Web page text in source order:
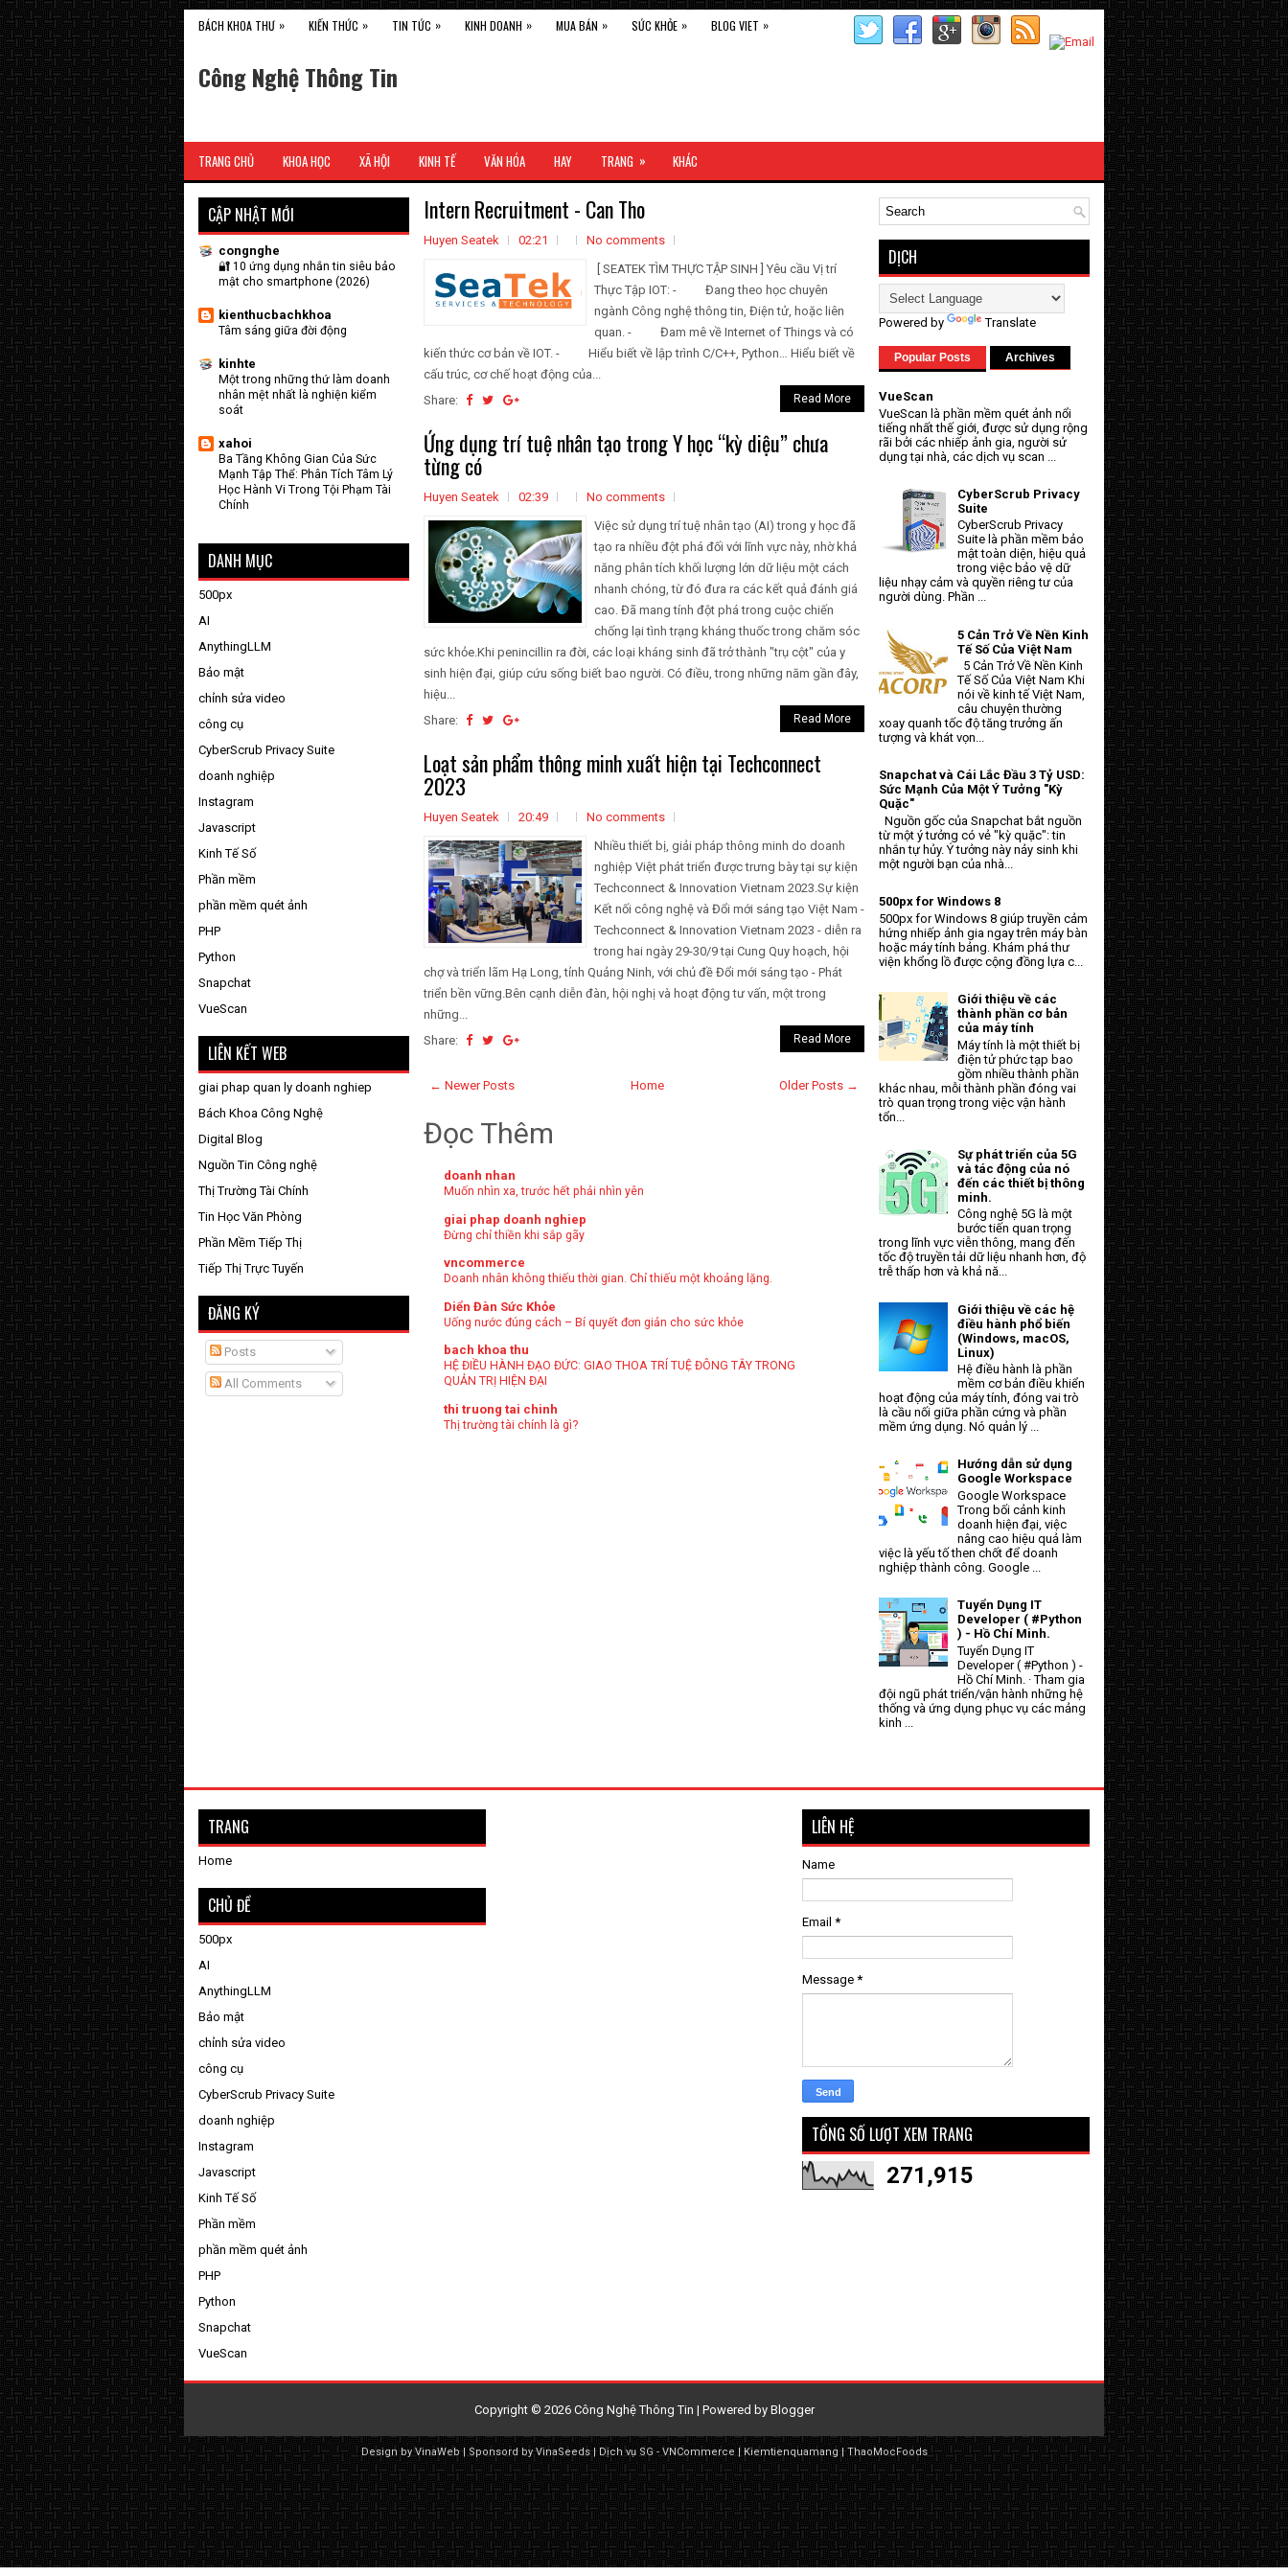
BÁCH KHOA THƯ » KIẾN THỨC » TIN TỨC » KINH DOANH » MUA BÁN » SỨC KHỎE » BLOG VIET »
Công Nghệ Thông Tin
TRANG CHỦ KHOA HỌC XÃ HỘI KINH TẾ VĂN HÓA HAY TRANG » KHÁC
Intern Recruitment - Can Tho
Huyen Seatek 02:21
No comments
[ SEATEK TÌM THỰC TẬP SINH ] Yêu cầu Vị trí
Thực Tập IOT: - Đang theo học chuyên
ngành Công nghệ thông tin, Điện tử, hoặc liên
quan. - Đam mê về Internet of Things và có
kiến thức cơ bản về IOT. - Hiểu biết về lập trình C/C++, Python… Hiểu biết về
cấu trúc, cơ chế hoạt động của...
Share:
Read More
Ứng dụng trí tuệ nhân tạo trong Y học “kỳ diệu” chưa
từng có
Huyen Seatek 02:39
No comments
Việc sử dụng trí tuệ nhân tạo (AI) trong y học đã
tạo ra nhiều đột phá đối với lĩnh vực này, nhờ khả
năng phân tích khối lượng lớn dữ liệu một cách
nhanh chóng, từ đó đưa ra các kết quả đánh giá
cao. Đã mang tính đột phá trong cuộc chiến
chống lại tình trạng kháng thuốc trong chăm sóc
sức khỏe.Khi penincillin ra đời, các loại kháng sinh đã trở thành "trụ cột" của y
sinh hiện đại, giúp cứu sống biết bao người. Có điều, trong những năm gần đây,
hiệu...
Share:
Read More
Loạt sản phẩm thông minh xuất hiện tại Techconnect
2023
Huyen Seatek 20:49
No comments
Nhiều thiết bị, giải pháp thông minh do doanh
nghiệp Việt phát triển được trưng bày tại sự kiện
Techconnect & Innovation Vietnam 2023.Sự kiện
Kết nối công nghệ và Đổi mới sáng tạo Việt Nam -
Techconnect & Innovation Vietnam 2023 - diễn ra
trong hai ngày 29-30/9 tại Cung Quy hoạch, hội
chợ và triển lãm Hạ Long, tỉnh Quảng Ninh, với chủ đề Đổi mới sáng tạo - Phát
triển bền vững.Bên cạnh diễn đàn, hội nghị và hoạt động tư vấn, một trong
những...
Share:
Read More
← Newer Posts Older Posts →
Home
Đọc Thêm
doanh nhan
Muốn nhìn xa, trước hết phải nhìn yên
giai phap doanh nghiep
Đừng chỉ thiền khi sắp gãy
vncommerce
Doanh nhân không thiếu thời gian. Chỉ thiếu một khoảng lặng.
Diển Đàn Sức Khỏe
Uống nước đúng cách – Bí quyết đơn giản cho sức khỏe
bach khoa thu
HỆ ĐIỀU HÀNH ĐẠO ĐỨC: GIAO THOA TRÍ TUỆ ĐÔNG TÂY TRONG
QUẢN TRỊ HIỆN ĐẠI
thi truong tai chinh
Thị trường tài chính là gì?
CẬP NHẬT MỚI
congnghe
🔐 10 ứng dụng nhắn tin siêu bảo
mật cho smartphone (2026)
kienthucbachkhoa
Tâm sáng giữa đời động
kinhte
Một trong những thứ làm doanh
nhân mệt nhất là nghiện kiểm
soát
xahoi
Ba Tầng Không Gian Của Sức
Mạnh Tập Thể: Phân Tích Tâm Lý
Học Hành Vi Trong Tội Phạm Tài
Chính
DANH MỤC
500px
AI
AnythingLLM
Bảo mật
chỉnh sửa video
công cụ
CyberScrub Privacy Suite
doanh nghiệp
Instagram
Javascript
Kinh Tế Số
Phần mềm
phần mềm quét ảnh
PHP
Python
Snapchat
VueScan
LIÊN KẾT WEB
giai phap quan ly doanh nghiep
Bách Khoa Công Nghệ
Digital Blog
Nguồn Tin Công nghệ
Thị Trường Tài Chính
Tin Học Văn Phòng
Phần Mềm Tiếp Thị
Tiếp Thị Trực Tuyến
ĐĂNG KÝ
Posts
All Comments
DỊCH
Powered by Translate
Popular Posts Archives
VueScan
VueScan là phần mềm quét ảnh nổi
tiếng nhất thế giới, được sử dụng rộng
rãi bởi các nhiếp ảnh gia, người sử
dụng tại nhà, các dịch vụ scan ...
CyberScrub Privacy
Suite
CyberScrub Privacy
Suite là phần mềm bảo
mật toàn diện, hiệu quả
trong việc bảo vệ dữ
liệu nhạy cảm và quyền riêng tư của
người dùng. Phần ...
5 Cản Trở Về Nền Kinh
Tế Số Của Việt Nam
5 Cản Trở Về Nền Kinh
Tế Số Của Việt Nam Khi
nói về kinh tế Việt Nam,
câu chuyện thường
xoay quanh tốc độ tăng trưởng ấn
tượng và khát vọn...
Snapchat và Cái Lắc Đầu 3 Tỷ USD:
Sức Mạnh Của Một Ý Tưởng "Kỳ
Quặc"
Nguồn gốc của Snapchat bắt nguồn
từ một ý tưởng có vẻ "kỳ quặc": tin
nhắn tự hủy. Ý tưởng này nảy sinh khi
một người bạn của nhà...
500px for Windows 8
500px for Windows 8 giúp truyền cảm
hứng nhiếp ảnh gia ngay trên máy bàn
hoặc máy tính bảng. Khám phá thư
viện khổng lồ được cộng đồng lựa c...
Giới thiệu về các
thành phần cơ bản
của máy tính
Máy tính là một thiết bị
điện tử phức tạp bao
gồm nhiều thành phần
khác nhau, mỗi thành phần đóng vai
trò quan trọng trong việc vận hành
tổn...
Sự phát triển của 5G
và tác động của nó
đến các thiết bị thông
minh.
Công nghệ 5G là một
bước tiến quan trọng
trong lĩnh vực viễn thông, mang đến
tốc độ truyền tải dữ liệu nhanh hơn, độ
trễ thấp hơn và khả nă...
Giới thiệu về các hệ
điều hành phổ biến
(Windows, macOS,
Linux)
Hệ điều hành là phần
mềm cơ bản điều khiển
hoạt động của máy tính, đóng vai trò
là cầu nối giữa phần cứng và phần
mềm ứng dụng. Nó quản lý ...
Hướng dẫn sử dụng
Google Workspace
Google Workspace
Trong bối cảnh kinh
doanh hiện đại, việc
nâng cao hiệu quả làm
việc là yếu tố then chốt để doanh
nghiệp thành công. Google ...
Tuyển Dụng IT
Developer ( #Python
) - Hồ Chí Minh.
Tuyển Dụng IT
Developer ( #Python ) -
Hồ Chí Minh. · Tham gia
đội ngũ phát triển/vận hành những hệ
thống và ứng dụng phục vụ các mảng
kinh ...
TRANG
Home
CHỦ ĐỀ
500px
AI
AnythingLLM
Bảo mật
chỉnh sửa video
công cụ
CyberScrub Privacy Suite
doanh nghiệp
Instagram
Javascript
Kinh Tế Số
Phần mềm
phần mềm quét ảnh
PHP
Python
Snapchat
VueScan
LIÊN HỆ
Name
Email *
Message *
TỔNG SỐ LƯỢT XEM TRANG
271,915
Copyright © 2026 Công Nghệ Thông Tin | Powered by Blogger
Design byVinaWeb| Sponsord byVinaSeeds| Dịch vụ SG- VNCommerce| Kiemtienquamang|ThaoMocFoods